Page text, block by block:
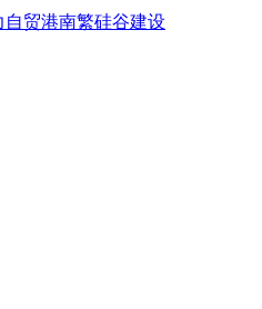
贸港南繁硅谷建设